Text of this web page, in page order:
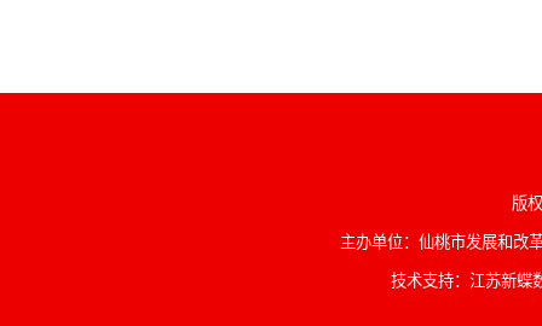
版
主办单位：仙桃市发展和改
技术支持：江苏新